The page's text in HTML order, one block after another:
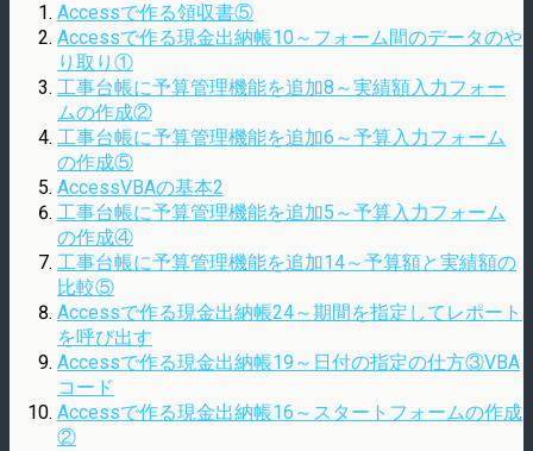
Accessで作る領収書⑤
Accessで作る現金出納帳10～フォーム間のデータのや
り取り①
工事台帳に予算管理機能を追加8～実績額入力フォー
ムの作成②
工事台帳に予算管理機能を追加6～予算入力フォーム
の作成⑤
AccessVBAの基本2
工事台帳に予算管理機能を追加5～予算入力フォーム
の作成④
工事台帳に予算管理機能を追加14～予算額と実績額の
比較⑤
Accessで作る現金出納帳24～期間を指定してレポート
を呼び出す
Accessで作る現金出納帳19～日付の指定の仕方③VBA
コード
Accessで作る現金出納帳16～スタートフォームの作成
②